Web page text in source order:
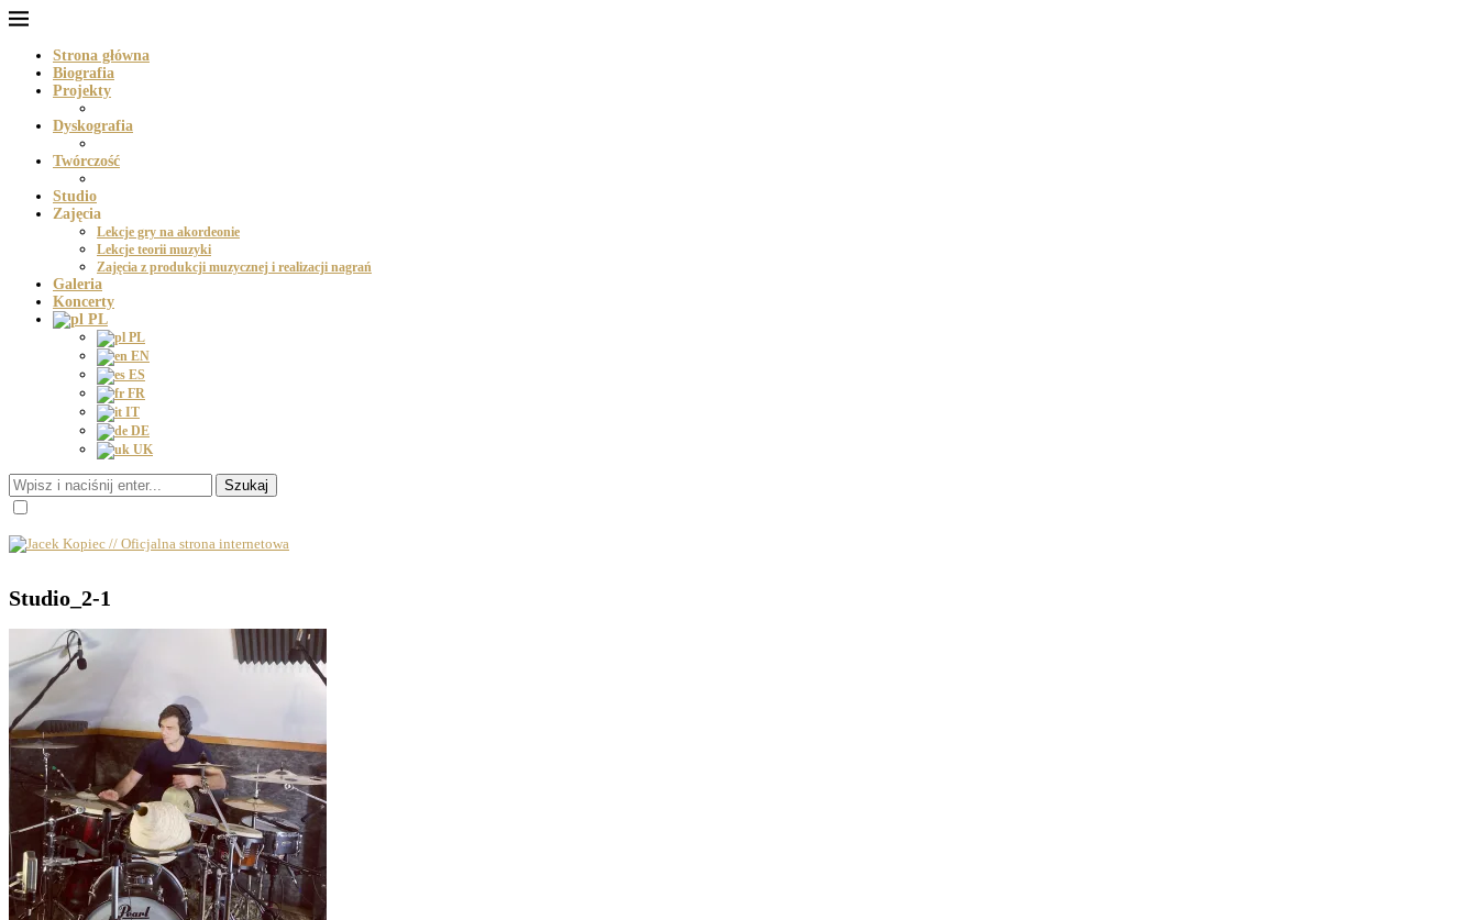
Strona główna
Biografia
Projekty
Dyskografia
Twórczość
Studio
Zajęcia
Lekcje gry na akordeonie
Lekcje teorii muzyki
Zajęcia z produkcji muzycznej i realizacji nagrań
Galeria
Koncerty
PL
PL
EN
ES
FR
IT
DE
UK
Szukaj
Studio_2-1